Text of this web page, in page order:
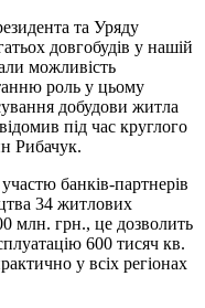
та Уряду
довгобудів у нашій
можливість
роль у цьому
добудови житла
під час круглого
Рибачук.
банків-партнерів
34 житлових
млн. грн., це дозволить
600 тисяч кв.
у всіх регіонах